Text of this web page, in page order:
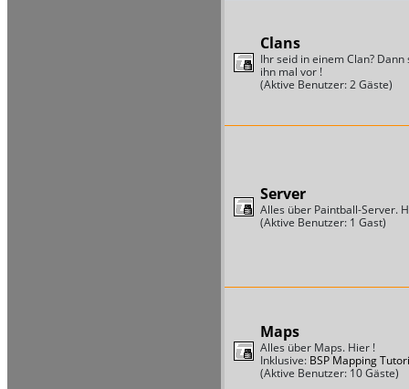
Clans
Ihr seid in einem Clan? Dann
ihn mal vor !
(Aktive Benutzer: 2 Gäste)
Server
Alles über Paintball-Server.
(Aktive Benutzer: 1 Gast)
Maps
Alles über Maps. Hier !
Inklusive: BSP Mapping
(Aktive Benutzer: 10 Gäste)